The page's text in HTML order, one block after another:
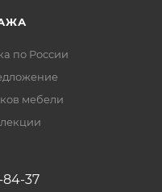
по России
мебели
84-37